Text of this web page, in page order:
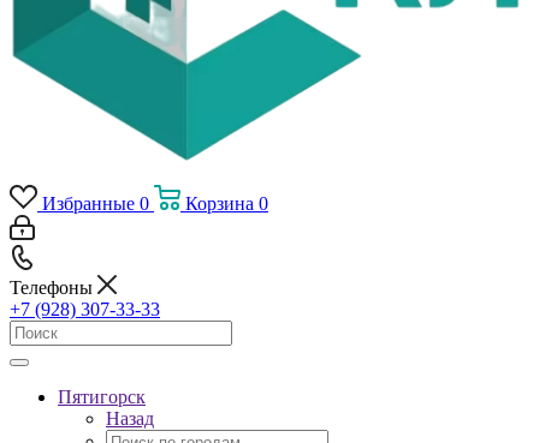
Избранные 0 Корзина 0
Телефоны
+7 (928) 307-33-33
Пятигорск
Назад